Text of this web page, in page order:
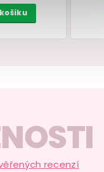
pro ženy
Lovers BeMINE PURE
womansilně
koncentrované, 10 ml
recenzí